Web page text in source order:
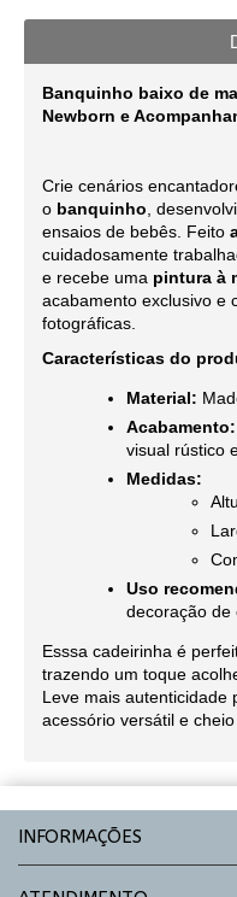
Banquinho baixo de
Newborn e
Crie cenários
o banquinho ,
ensaios de bebês. Feito
cuidadosamente
e recebe uma pintura à
acabamento exclusivo e
fotográficas.
Características do
Material:
Acabamento:
visual rústico
Medidas:
Uso
decoração de
Esssa cadeirinha é
trazendo um toque
Leve mais autenticidade
acessório versátil e
INFORMAÇÕES